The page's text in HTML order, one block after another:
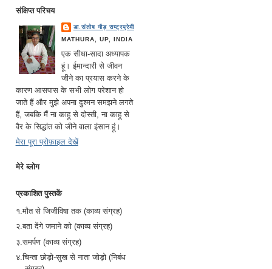
संक्षिप्त परिचय
डा.संतोष गौड़ राष्ट्रप्रेमी
MATHURA, UP, INDIA
एक सीधा-सादा अध्यापक
हूं। ईमान्दारी से जीवन
जीने का प्रयास करने के
कारण आसपास के सभी लोग परेशान हो
जाते हैं और मुझे अपना दुश्मन समझने लगते
हैं, जबकि मैं ना काहू से दोस्ती, ना काहू से
वैर के सिद्धांत को जीने वाला इंसान हूं।
मेरा पूरा प्रोफ़ाइल देखें
मेरे ब्लोग
प्रकाशित पुस्तकें
१.मौत से जिजीविषा तक (काव्य संग्रह)
२.बता देंगे जमाने को (काव्य संग्रह)
३.समर्पण (काव्य संग्रह)
४.चिन्ता छोड़ो-सुख से नाता जोड़ो (निबंध